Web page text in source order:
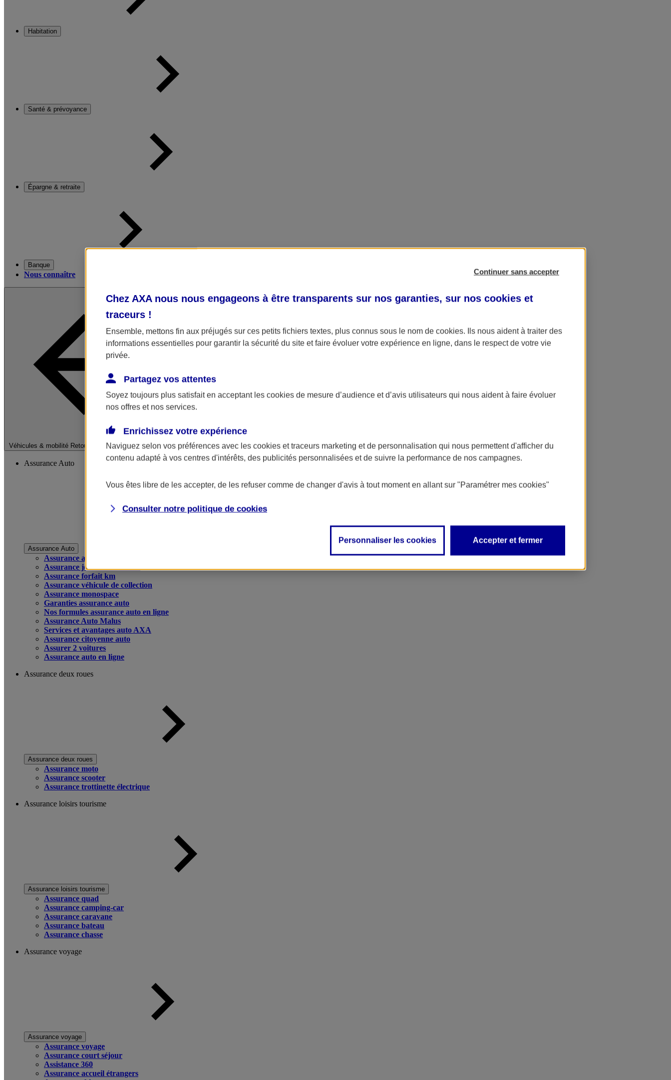
Habitation
Santé & prévoyance
Épargne & retraite
Banque
Nous connaître
Véhicules & mobilité Retour à la section précédente
Fermer le menu principal
Assurance Auto
Assurance Auto
Assurance auto
Assurance jeune conducteur
Assurance forfait km
Assurance véhicule de collection
Assurance monospace
Garanties assurance auto
Nos formules assurance auto en ligne
Assurance Auto Malus
Services et avantages auto AXA
Assurance citoyenne auto
Assurer 2 voitures
Assurance auto en ligne
Assurance deux roues
Assurance deux roues
Assurance moto
Assurance scooter
Assurance trottinette électrique
Assurance loisirs tourisme
Assurance loisirs tourisme
Assurance quad
Assurance camping-car
Assurance caravane
Assurance bateau
Assurance chasse
Assurance voyage
Assurance voyage
Assurance voyage
Assurance court séjour
Assistance 360
Assurance accueil étrangers
Continuer sans accepter
Chez AXA nous nous engageons à être transparents sur nos garanties, sur nos cookies et
traceurs !
Ensemble, mettons fin aux préjugés sur ces petits fichiers textes, plus connus sous le nom de cookies. Ils nous aident à traiter des
informations essentielles pour garantir la sécurité du site et faire évoluer votre expérience en ligne, dans le respect de votre vie
privée.
Partagez vos attentes
Soyez toujours plus satisfait en acceptant les cookies de mesure d’audience et d’avis utilisateurs qui nous aident à faire évoluer
nos offres et nos services.
Enrichissez votre expérience
Naviguez selon vos préférences avec les cookies et traceurs marketing et de personnalisation qui nous permettent d'afficher du
contenu adapté à vos centres d'intérêts, des publicités personnalisées et de suivre la performance de nos campagnes.
Vous êtes libre de les accepter, de les refuser comme de changer d'avis à tout moment en allant sur "Paramétrer mes cookies"
Consulter notre politique de cookies
Personnaliser les cookies Accepter et fermer